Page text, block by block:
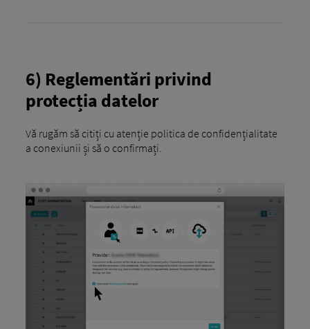
6) Reglementări privind
protecția datelor
Vă rugăm să citiți cu atenție politica de confidențialitate
a conexiunii și să o confirmați.